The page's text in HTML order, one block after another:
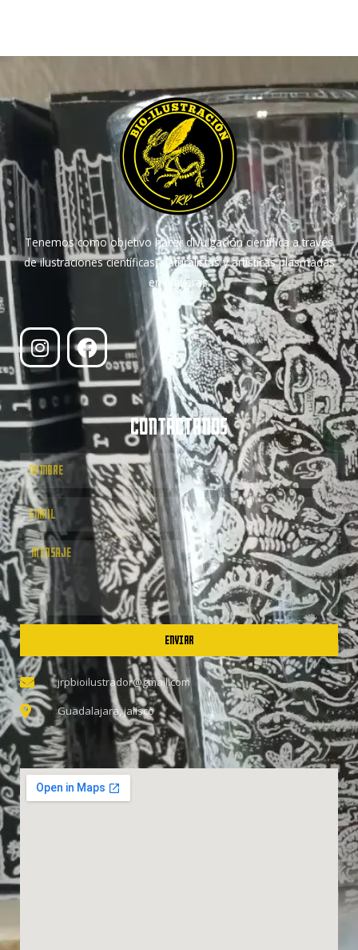
Tenemos como objetivo hacer divulgación científica a través
de ilustraciones científicas, naturalistas y artísticas plasmadas
en playeras.
CONTÁCTANOS
ENVIAR
jrpbioilustrador@gmail.com
Guadalajara, jalisco